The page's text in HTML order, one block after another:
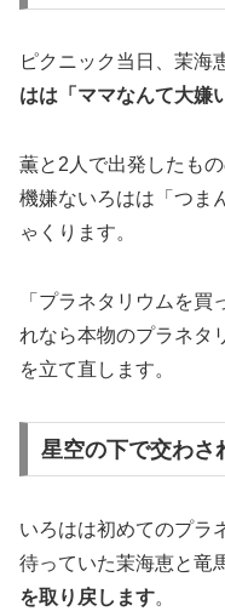
ピクニック当日、茉海
はは「ママなんて大嫌
薫と2人で出発したも
機嫌ないろはは「つま
ゃくります。
「プラネタリウムを
れなら本物のプラネタ
を立て直します。
星空の下で交わさ
いろはは初めてのプラ
待っていた茉海恵と竜
を取り戻します。